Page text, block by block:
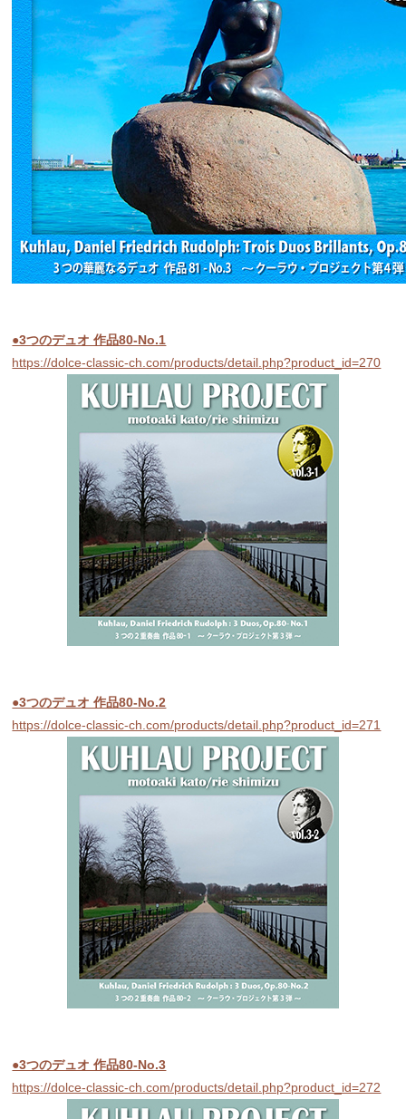
●3つのデュオ 作品80-No.1
https://dolce-classic-ch.com/products/detail.php?product_id=270
●3つのデュオ 作品80-No.2
https://dolce-classic-ch.com/products/detail.php?product_id=271
●3つのデュオ 作品80-No.3
https://dolce-classic-ch.com/products/detail.php?product_id=272